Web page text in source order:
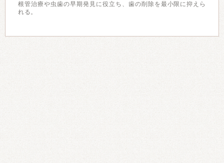
根管治療や虫歯の早期発見に役立ち、歯の削除を最小限に抑えら
れる。